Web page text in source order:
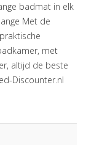
badmat in elk
Met de
met
altijd de beste
Discounter.nl